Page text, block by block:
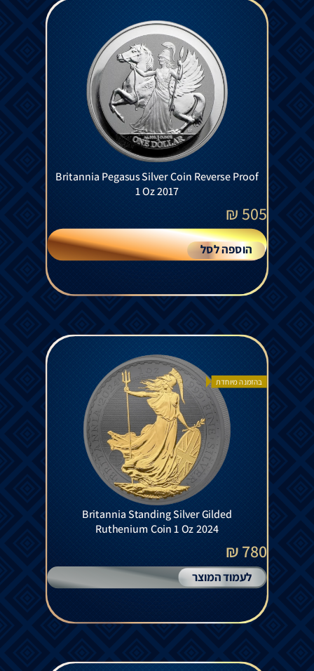
Britannia Pegasus Silver Coin Reverse Proof
1 Oz 2017
505
₪
הוספה לסל
בהזמנה מיוחדת
Britannia Standing Silver Gilded
Ruthenium Coin 1 Oz 2024
780 ₪
לעמוד המוצר